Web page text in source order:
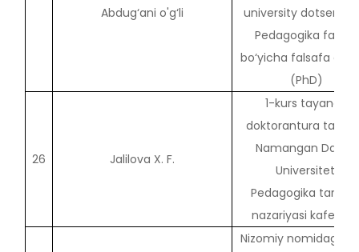
Abdug‘ani o'g‘li
university dotsent v.
Pedagogika fanlari
bo‘yicha falsafa
(PhD)
26 Jalilova X. F.
1-kurs tayanch
doktorantura
Namangan Davlat
Universiteti
Pedagogika tarixi
nazariyasi
Nizomiy nomidagi